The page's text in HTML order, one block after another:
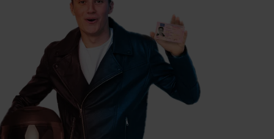
RIJBEWIJS
WORDEN
BEROEPSMATIG
MEER OVER TRANSPORT RIJBEWIJS